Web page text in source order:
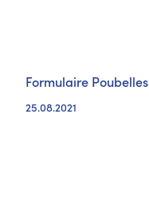
Formulaire Poubelles
25.08.2021